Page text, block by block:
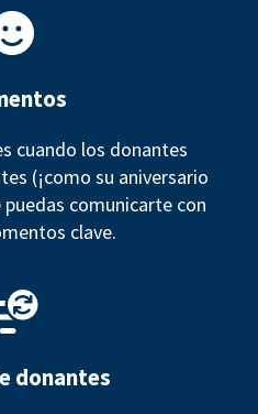
cuando los donantes
(¡como su aniversario
comunicarte con
clave.
donantes